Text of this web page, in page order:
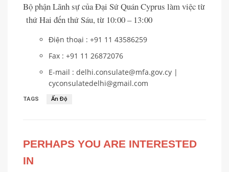
Bộ phận Lãnh sự của Đại Sứ Quán Cyprus làm việc từ
thứ Hai đến thứ Sáu, từ 10:00 – 13:00
Điện thoại : +91 11 43586259
Fax : +91 11 26872076
E-mail : delhi.consulate@mfa.gov.cy |
cyconsulatedelhi@gmail.com
TAGS Ấn Độ
PERHAPS YOU ARE INTERESTED
IN